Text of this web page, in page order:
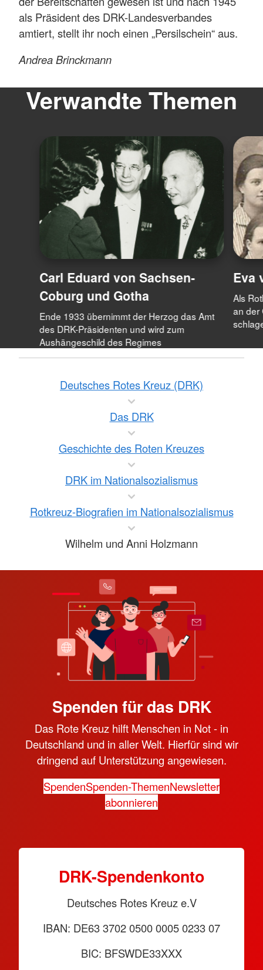
als Präsident des DRK-Landesverbandes
amtiert, stellt ihr noch einen „Persilschein“ aus.
Andrea Brinckmann
Verwandte Themen
Carl Eduard von Sachsen-
Coburg und Gotha
Ende 1933 übernimmt der Herzog das Amt
des DRK-Präsidenten und wird zum
Aushängeschild des Regimes
Eva
Als
an der
Deutsches Rotes Kreuz (DRK)
Das DRK
Geschichte des Roten Kreuzes
DRK im Nationalsozialismus
Rotkreuz-Biografien im Nationalsozialismus
Wilhelm und Anni Holzmann
Spenden für das DRK
Das Rote Kreuz hilft Menschen in Not - in
Deutschland und in aller Welt. Hierfür sind wir
dringend auf Unterstützung angewiesen.
SpendenSpenden-ThemenNewsletter
abonnieren
DRK-Spendenkonto
Deutsches Rotes Kreuz e.V
IBAN: DE63 3702 0500 0005 0233 07
BIC: BFSWDE33XXX